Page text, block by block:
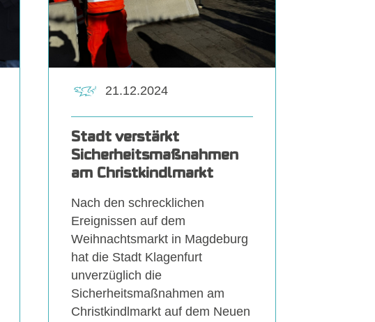
Stadt verstärkt
Sicherheitsmaßnahmen
am Christkindlmarkt
Nach den schrecklichen
Ereignissen auf dem
Weihnachtsmarkt in Magdeburg
hat die Stadt Klagenfurt
unverzüglich die
Sicherheitsmaßnahmen am
Christkindlmarkt auf dem Neuen
21.12.2024